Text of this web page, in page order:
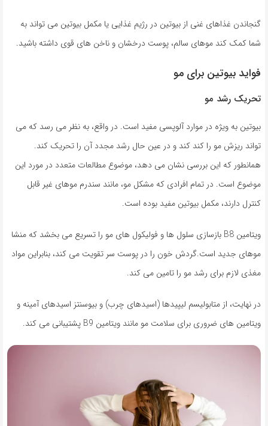
گنجاندن غذاهای غنی از بیوتین در رژیم غذایی یا مکمل بیوتین می تواند به
شما کمک کند موهای سالم، پوست درخشان و ناخن های قوی داشته باشید.
فواید بیوتین برای مو
تحریک رشد مو
بیوتین به ویژه در موارد آلوپسی مفید است. در واقع، به نظر می رسد که می
تواند ریزش مو را کند کند و در عین حال رشد مجدد آن را تحریک کند.
همانطور که این بررسی نشان می دهد، موضوع مطالعات متعدد در مورد این
موضوع است. در تمام افرادی که مشکل مو، مانند سندرم موهای غیر قابل
کنترل دارند، مکمل بیوتین مفید بوده است.
ویتامین B8 بازسازی سلول ها و فولیکول های مو را تسریع می بخشد که منشا
موهای جدید است.گردش خون را در پوست سر تقویت می کند، بنابراین مواد
مغذی لازم برای رشد مو را تامین می کند.
در نهایت، از متابولیسم لیپیدها (اسیدهای چرب) و بیوسنتز اسیدهای آمینه و
ویتامین های ضروری برای سلامت مو مانند ویتامین B9 پشتیبانی می کند.